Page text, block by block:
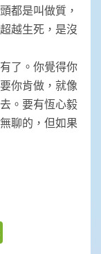
都是叫做質，
越生死，是沒
了。你覺得你
你肯做，就像
。要有恆心毅
聊的，但如果